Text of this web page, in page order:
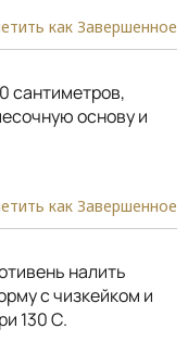
как Завершенное
сантиметров,
основу и
как Завершенное
налить
с чизкейком и
130 С.